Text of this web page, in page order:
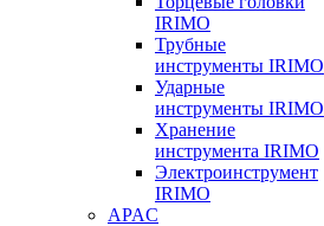
IRIMO
Трубные
инструменты IRIMO
Ударные
инструменты IRIMO
Хранение
инструмента IRIMO
Электроинструмент
IRIMO
APAC